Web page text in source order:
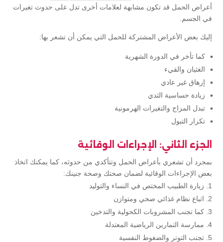
أعراض الحمل قد تكون مشابهة لعلامات أخرى تدل على حدوث تغيرات
في الجسم.
إليك بعض الأعراض المشتركة للحمل التي يمكن أن تشعر بها:
كما تأخر في الدورة الشهرية
الغثيان والقيء
إرهاق غير عادي
زيادة حساسية الثدي
تبدل المزاج والتغيرات الهرمونية
تكرار التبول
الجزء الثاني: الإجراءات الوقائية
بمجرد أن تشعري بأعراض الحمل وتتأكدي من حدوثه، كما يمكنك اتخاذ
بعض الإجراءات الوقائية لضمان صحتك وصحة جنينك:
زيارة الطبيب المختص في النساء والتوليد
اتباع نظام غذائي صحي ومتوازن
كما تجنب المشروبات الكحولية والتدخين
ممارسة التمارين الرياضية المعتدلة
تجنب التوتر والضغوط النفسية